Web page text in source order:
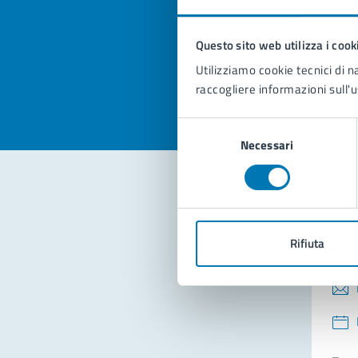
Questo sito web utilizza i
Utilizziamo cookie tecnici di
raccogliere informazioni
del
Necessari
Rifiuta
Valuta la